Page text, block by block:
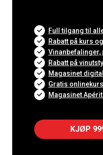
Full tilgang til
Rabatt på kurs
Vinanbefalinger,
Rabatt på
Magasinet
Gratis onlinekurs
Magasinet
KJØP